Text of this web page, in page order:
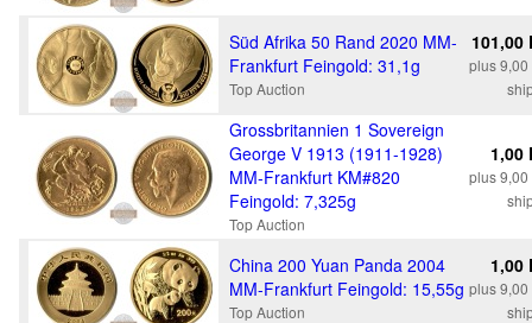
Süd Afrika 50 Rand 2020 MM-
Frankfurt Feingold: 31,1g
Top Auction
101,00
plus 9,00
Grossbritannien 1 Sovereign
George V 1913 (1911-1928)
MM-Frankfurt KM#820
Feingold: 7,325g
Top Auction
1,00
plus 9,00
China 200 Yuan Panda 2004
MM-Frankfurt Feingold: 15,55g
Top Auction
1,00
plus 9,00